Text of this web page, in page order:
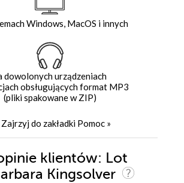
Windows, MacOS i innych
dowolonych urządzeniach
obsługujących format MP3
(pliki spakowane w ZIP)
do zakładki Pomoc »
klientów: Lot
Kingsolver